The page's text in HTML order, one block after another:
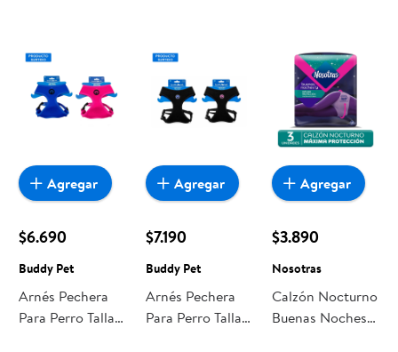
$6.690
Buddy Pet
Arnés Pechera
Para Perro Talla
Agregar
$7.190
Buddy Pet
Arnés Pechera
Para Perro Talla
Agregar
$3.890
Nosotras
Calzón Nocturno
Buenas Noches
Agregar